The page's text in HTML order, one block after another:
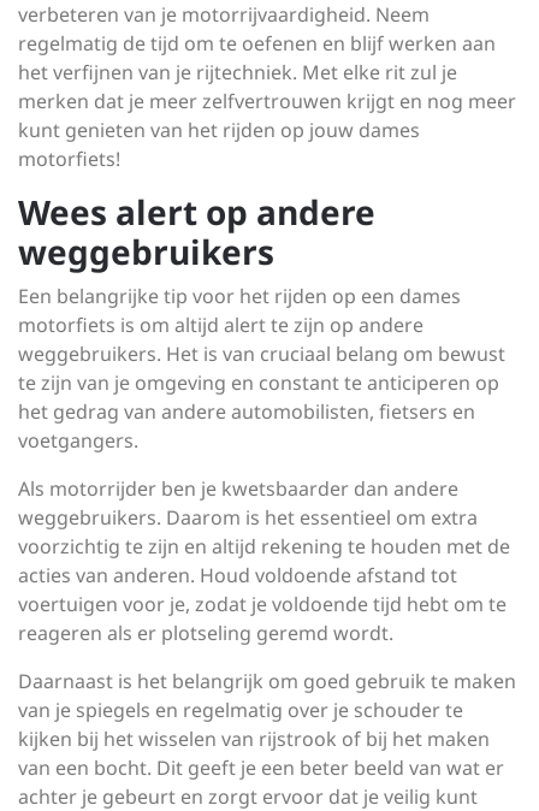
verbeteren van je motorrijvaardigheid. Neem
regelmatig de tijd om te oefenen en blijf werken aan
het verfijnen van je rijtechniek. Met elke rit zul je
merken dat je meer zelfvertrouwen krijgt en nog meer
kunt genieten van het rijden op jouw dames
motorfiets!
Wees alert op andere
weggebruikers
Een belangrijke tip voor het rijden op een dames
motorfiets is om altijd alert te zijn op andere
weggebruikers. Het is van cruciaal belang om bewust
te zijn van je omgeving en constant te anticiperen op
het gedrag van andere automobilisten, fietsers en
voetgangers.
Als motorrijder ben je kwetsbaarder dan andere
weggebruikers. Daarom is het essentieel om extra
voorzichtig te zijn en altijd rekening te houden met de
acties van anderen. Houd voldoende afstand tot
voertuigen voor je, zodat je voldoende tijd hebt om te
reageren als er plotseling geremd wordt.
Daarnaast is het belangrijk om goed gebruik te maken
van je spiegels en regelmatig over je schouder te
kijken bij het wisselen van rijstrook of bij het maken
van een bocht. Dit geeft je een beter beeld van wat er
achter je gebeurt en zorgt ervoor dat je veilig kunt